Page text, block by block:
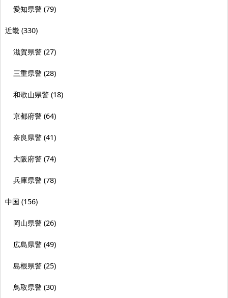
愛知県警 (79)
近畿 (330)
滋賀県警 (27)
三重県警 (28)
和歌山県警 (18)
京都府警 (64)
奈良県警 (41)
大阪府警 (74)
兵庫県警 (78)
中国 (156)
岡山県警 (26)
広島県警 (49)
島根県警 (25)
鳥取県警 (30)